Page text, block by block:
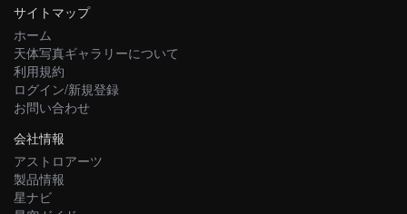
サイトマップ
ホーム
天体写真ギャラリーについて
利用規約
ログイン/新規登録
お問い合わせ
会社情報
アストロアーツ
製品情報
星ナビ